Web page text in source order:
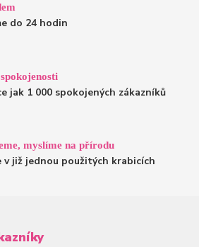
do 24 hodin
jak 1 000 spokojených zákazníků
myslíme na přírodu
v již jednou použitých krabicích